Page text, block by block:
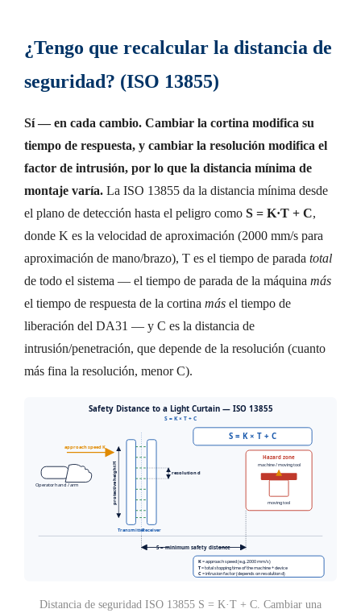
¿Tengo que recalcular la distancia de
seguridad? (ISO 13855)
Sí — en cada cambio. Cambiar la cortina modifica su
tiempo de respuesta, y cambiar la resolución modifica el
factor de intrusión, por lo que la distancia mínima de
montaje varía. La ISO 13855 da la distancia mínima desde
el plano de detección hasta el peligro como S = K·T + C,
donde K es la velocidad de aproximación (2000 mm/s para
aproximación de mano/brazo), T es el tiempo de parada total
de todo el sistema — el tiempo de parada de la máquina más
el tiempo de respuesta de la cortina más el tiempo de
liberación del DA31 — y C es la distancia de
intrusión/penetración, que depende de la resolución (cuanto
más fina la resolución, menor C).
Distancia de seguridad ISO 13855 S = K·T + C. Cambiar una